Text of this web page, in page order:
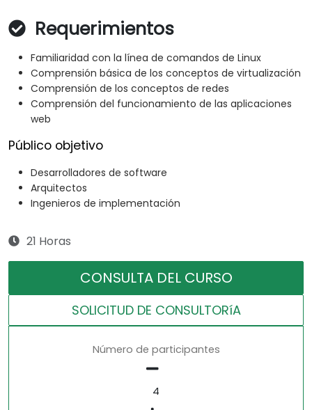
Requerimientos
Familiaridad con la línea de comandos de Linux
Comprensión básica de los conceptos de virtualización
Comprensión de los conceptos de redes
Comprensión del funcionamiento de las aplicaciones
web
Público objetivo
Desarrolladores de software
Arquitectos
Ingenieros de implementación
21 Horas
CONSULTA DEL CURSO
SOLICITUD DE CONSULTORíA
Número de participantes